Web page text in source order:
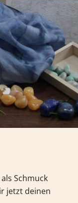
Schmuck
jetzt deinen